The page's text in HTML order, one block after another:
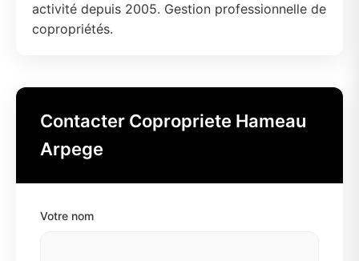
activité depuis 2005. Gestion professionnelle de
copropriétés.
Contacter Copropriete Hameau
Arpege
Votre nom